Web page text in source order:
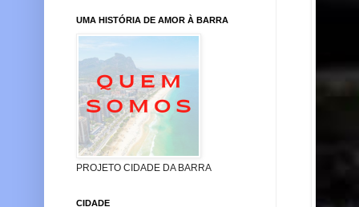
UMA HISTÓRIA DE AMOR À BARRA
PROJETO CIDADE DA BARRA
CIDADE